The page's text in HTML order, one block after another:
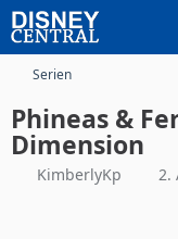
Serien
Phineas &
Dimension
KimberlyKp 2.